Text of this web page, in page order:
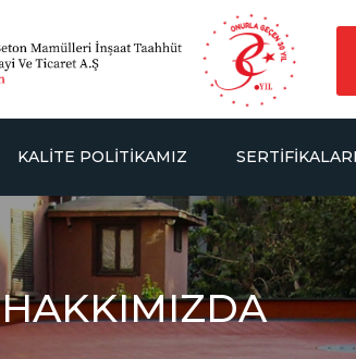
KALITE POLITIKAMIZ
HAKKIMIZDA